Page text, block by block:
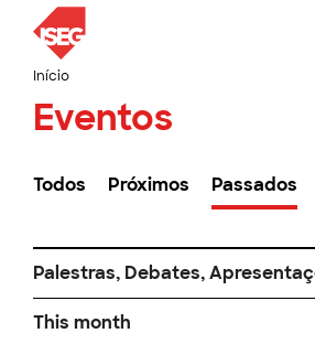
Início
Eventos
Todos Próximos Passados
Palestras, Debates,
This month